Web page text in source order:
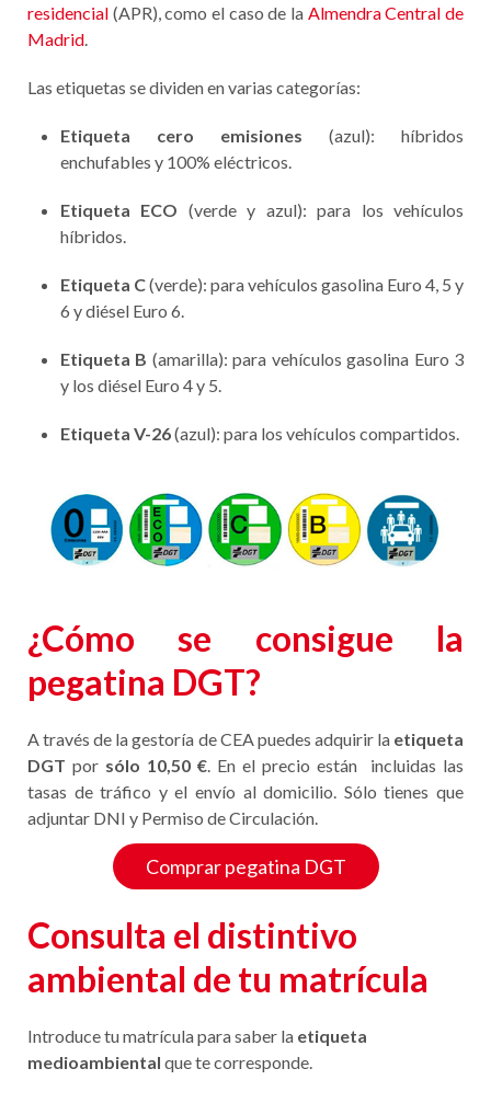
residencial (APR), como el caso de la Almendra Central de
Madrid
Las etiquetas se dividen en varias categorías:
Etiqueta cero emisiones (azul): híbridos
enchufables y 100% eléctricos.
Etiqueta ECO (verde y azul): para los vehículos
híbridos.
Etiqueta C(verde): para vehículos gasolina Euro 4, 5 y
6 y diésel Euro 6.
Etiqueta B (amarilla): para vehículos gasolina Euro 3
y los diésel Euro 4 y 5.
Etiqueta V-26(azul): para los vehículos compartidos.
¿Cómo se consigue la
pegatina DGT?
A través de la gestoría de CEA puedes adquirir la etiqueta
DGT por sólo 10,50 €. En el precio están incluidas las
tasas de tráfico y el envío al domicilio. Sólo tienes que
adjuntar DNI y Permiso de Circulación.
Comprar pegatina DGT
Consulta el distintivo
ambiental de tu matrícula
Introduce tu matrícula para saber la etiqueta
medioambiental que te corresponde.